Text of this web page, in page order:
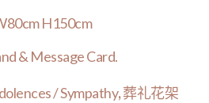
H150cm
& Message Card.
/ Sympathy,葬礼花架